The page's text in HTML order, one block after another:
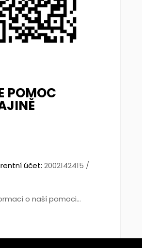
POMOC
účet: 2002142415 /
o naší pomoci...